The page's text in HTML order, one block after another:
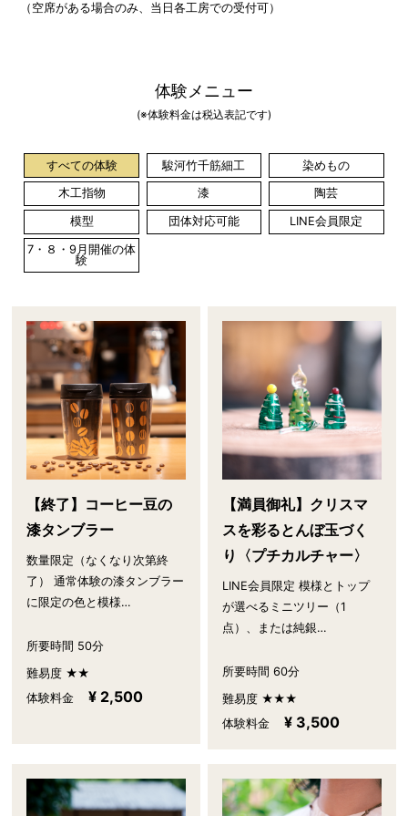
（空席がある場合のみ、当日各工房での受付可）
体験メニュー
(※体験料金は税込表記です)
すべての体験 駿河竹千筋細工 染めもの
木工指物 漆 陶芸
模型 団体対応可能 LINE会員限定
7・８・9月開催の体
験
【終了】コーヒー豆の
漆タンブラー
数量限定（なくなり次第終
了） 通常体験の漆タンブラー
に限定の色と模様…
所要時間 50分
難易度 ★★
体験料金
¥ 2,500
【満員御礼】クリスマ
スを彩るとんぼ玉づく
り〈プチカルチャー〉
LINE会員限定 模様とトップ
が選べるミニツリー（1
点）、または純銀…
所要時間 60分
難易度 ★★★
体験料金
¥ 3,500